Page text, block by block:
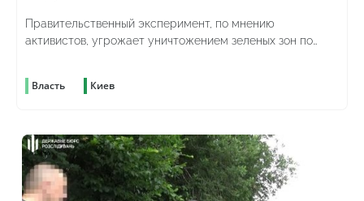
Правительственный эксперимент, по мнению
активистов, угрожает уничтожением зеленых зон по
Власть Киев